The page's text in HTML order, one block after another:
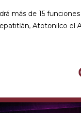
más de 15
Atotonilco el